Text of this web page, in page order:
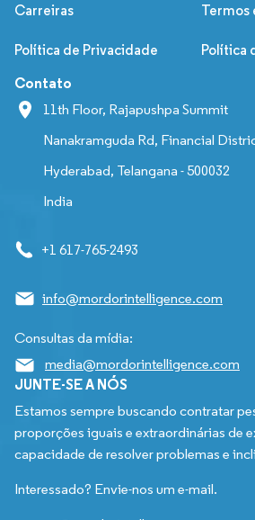
Carreiras Termos
Política de Privacidade Política
Contato
11th Floor, Rajapushpa Summit
Nanakramguda Rd, Financial
Hyderabad, Telangana - 500032
India
+1 617-765-2493
info@mordorintelligence.com
Consultas da mídia:
media@mordorintelligence.com
JUNTE-SE A NÓS
Estamos sempre buscando contratar
proporções iguais e extraordinárias de
capacidade de resolver problemas e
Interessado? Envie-nos um e-mail.